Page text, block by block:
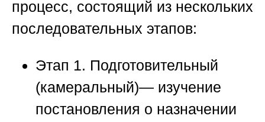
процесс, состоящий из нескольких
последовательных этапов:
Этап 1. Подготовительный
(камеральный)— изучение
постановления о назначении